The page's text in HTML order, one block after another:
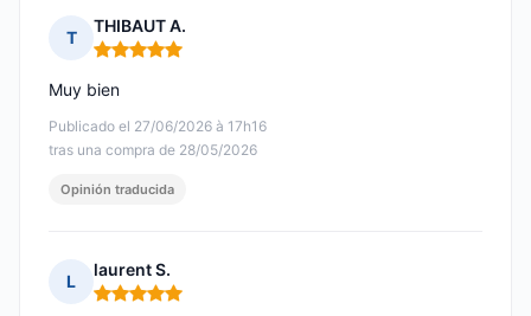
T
THIBAUT A.
Nota: 5 de 5
Publicado el 27/06/2026 à 17h16
tras una compra de 28/05/2026
Muy bien
Opinión traducida
L
laurent S.
Nota: 5 de 5